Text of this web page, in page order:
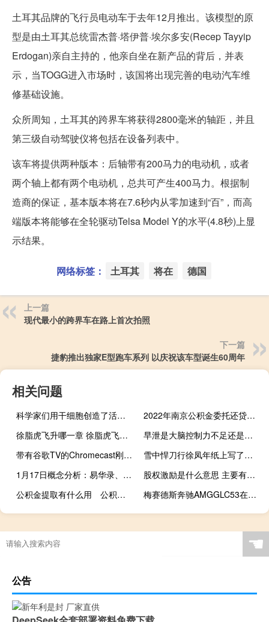
土耳其品牌的飞行员电动车于去年12月推出。该模型的原
型是由土耳其总统雷杰普·塔伊普·埃尔多安(Recep Tayyip
Erdogan)亲自主持的，他亲自坐在新产品的背后，并表
示，当TOGG进入市场时，该国将出现完善的电动汽车维
修基础设施。
众所周知，土耳其的跨界车将获得2800毫米的轴距，并且
第三级自动驾驶仪将包括在设备列表中。
该车将提供两种版本：后轴带有200马力的电动机，或者
两个轴上都有两个电动机，总共可产生400马力。根据制
造商的保证，基本版本将在7.6秒内从零加速到“百”，而高
端版本将能够在全轮驱动Telsa Model Y的水平(4.8秒)上显
示结果。
网络标签： 土耳其 将在 德国
上一篇
现代最小的跨界车在路上首次拍照
下一篇
捷豹推出独家E型跑车系列 以庆祝该车型诞生60周年
相关问题
科学家们用干细胞创造了活的机器人
2022年南京公积金委托还贷协议变更条件+流程
徐脂虎飞升哪一章 徐脂虎飞升后去哪了
早泄是大脑控制力不足还是局部有问题
带有谷歌TV的Chromecast刚刚获得了另一项高级音乐流媒体服务
雪中悍刀行徐凤年纸上写了什么名字 韩貂寺为什么在京城
1月17日概念分析：易华录、旷达科技涨超10%，交通工具概念走强0.515%
股权激励是什么意思 主要有哪些特点
公积金提取有什么用 公积金提取以后还可以贷款吗
梅赛德斯奔驰AMGGLC53在夏季揭幕前进行雪地锻炼
☚
公告